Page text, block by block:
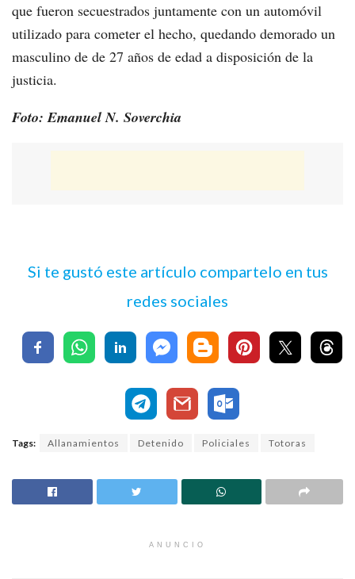
que fueron secuestrados juntamente con un automóvil
utilizado para cometer el hecho, quedando demorado un
masculino de de 27 años de edad a disposición de la
justicia.
Foto: Emanuel N. Soverchia
Si te gustó este artículo compartelo en tus
redes sociales
Tags: Allanamientos Detenido Policiales Totoras
ANUNCIO